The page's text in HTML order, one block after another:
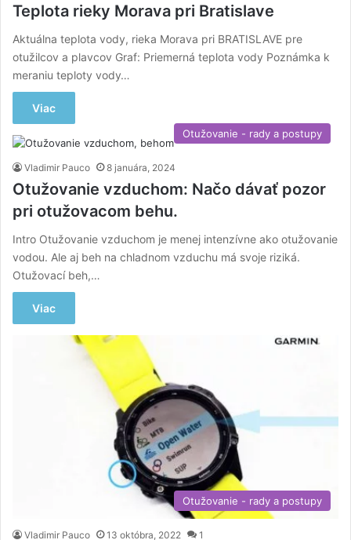
Teplota rieky Morava pri Bratislave
Aktuálna teplota vody, rieka Morava pri BRATISLAVE pre
otužilcov a plavcov Graf: Priemerná teplota vody Poznámka k
meraniu teploty vody…
Viac
Otužovanie - rady a postupy
Vladimir Pauco 8 januára, 2024
Otužovanie vzduchom: Načo dávať pozor
pri otužovacom behu.
Intro Otužovanie vzduchom je menej intenzívne ako otužovanie
vodou. Ale aj beh na chladnom vzduchu má svoje riziká.
Otužovací beh,…
Viac
Otužovanie - rady a postupy
Vladimir Pauco 13 októbra, 2022 1